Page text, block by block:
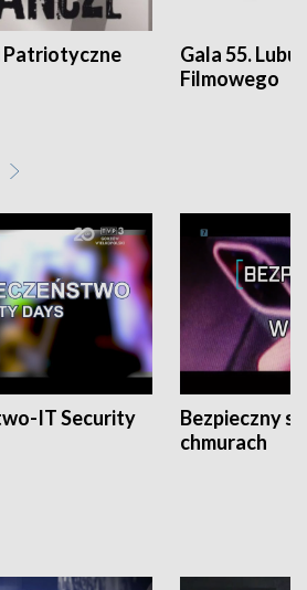
Patriotyczne
Gala 55.
Filmowego
IT Security
Bezpieczny
chmurach